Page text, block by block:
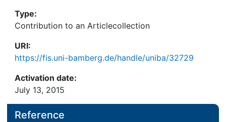
Type:
Contribution to an Articlecollection
URI:
https://fis.uni-bamberg.de/handle/uniba/32729
Activation date:
July 13, 2015
Reference